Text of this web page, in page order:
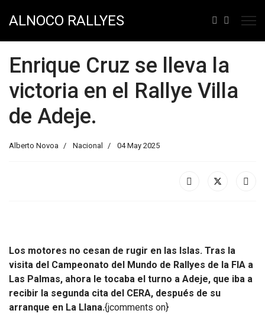
ALNOCO RALLYES
Enrique Cruz se lleva la
victoria en el Rallye Villa
de Adeje.
Alberto Novoa Nacional 04 May 2025
Los motores no cesan de rugir en las Islas. Tras la
visita del Campeonato del Mundo de Rallyes de la FIA a
Las Palmas, ahora le tocaba el turno a Adeje, que iba a
recibir la segunda cita del CERA, después de su
arranque en La Llana.{jcomments on}